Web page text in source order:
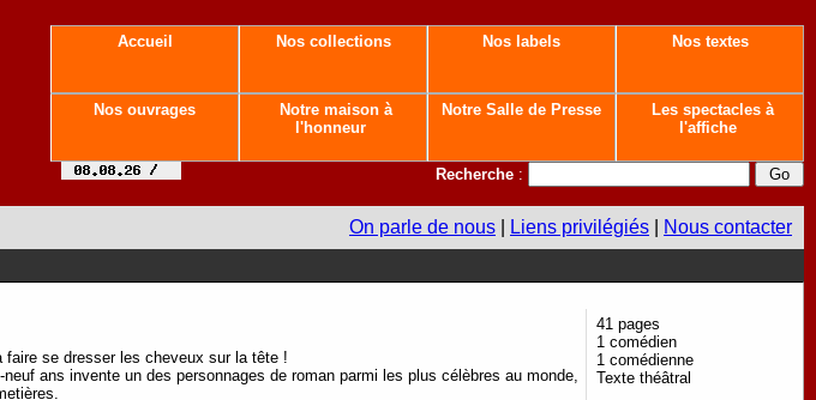
Accueil Nos collections Nos labels Nos textes
Nos ouvrages
Notre maison à
l'honneur
Notre Salle de Presse
Les spectacles à
l'affiche
Recherche :
On parle de nous Liens privilégiés Nous contacter
se dresser les cheveux sur la tête !
ans invente un des personnages de roman parmi les plus célèbres au monde,
41 pages
1 comédien
1 comédienne
Texte théâtral